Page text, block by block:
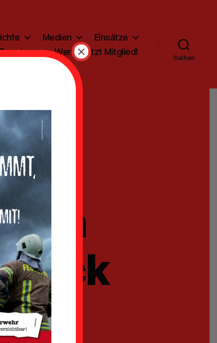
Medien
Einsätze
Werde jetzt Mitglied!
Suchen
in
×